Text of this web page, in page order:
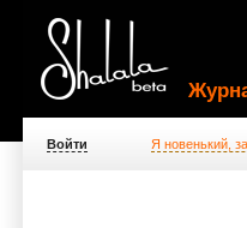
Войти Я новенький,